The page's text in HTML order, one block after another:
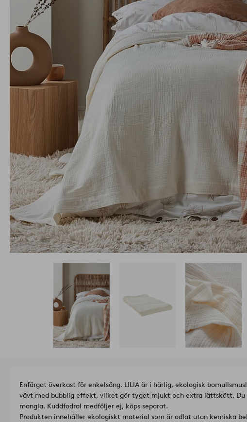
Enfärgat överkast för enkelsäng. LILIA är i härlig, ekologisk
vävt med bubblig effekt, vilket gör tyget mjukt och extra lättskött. Du
mangla. Kuddfodral medföljer ej, köps separat.
Produkten innehåller ekologiskt material som är odlat utan kemiska